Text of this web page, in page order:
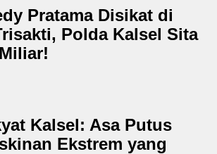
Pratama Disikat di
Polda Kalsel Sita
Kalsel: Asa Putus
Ekstrem yang